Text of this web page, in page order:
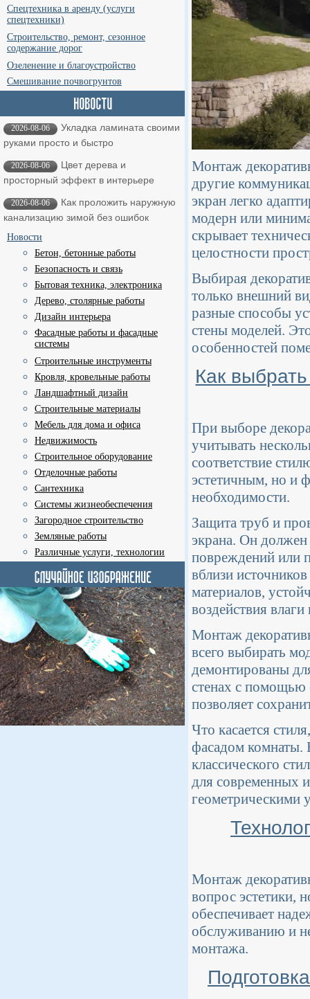
Спецтехника в аренду (услуги
спецтехники)
Строительство, ремонт, сезонное
содержание дорог
Озеленение и благоустройство
Смешивание почвогрунтов
2026-08-06
Укладка ламината своими
руками просто и быстро
2026-08-06
Цвет дерева и
просторный эффект в интерьере
2026-08-06
Как проложить наружную
канализацию зимой без ошибок
Новости
Бетон, бетонные работы
Безопасность и связь
Бытовая техника, электроника
Дерево, столярные работы
Дизайн интерьера
Фасадные работы и фасадные
системы
Строительные инструменты
Кровля, кровельные работы
Ландшафтный дизайн
Строительные материалы
Мебель для дома и офиса
Недвижимость
Строительное оборудование
Отделочные работы
Сантехника
Системы жизнеобеспечения
Загородное строительство
Земляные работы
Различные услуги, технологии
Монтаж
другие
экран легко
модерн или
скрывает
целостности
Выбирая
только внешний
разные способы
стены моделей.
особенностей
Как
При выборе
учитывать
соответствие
эстетичным, но и
необходимости.
Защита труб и
экрана. Он
повреждений или
вблизи
материалов,
воздействия
Монтаж
всего выбирать
демонтированы
стенах с помощью
позволяет
Что касается
фасадом комнаты.
классического
для современных
геометрическими
Монтаж
вопрос эстетики,
обеспечивает
обслуживанию и
монтажа.